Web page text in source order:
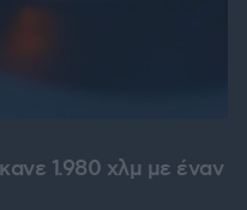
1.980 χλμ με έναν